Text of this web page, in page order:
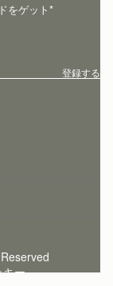
をゲット*
登録する
キー